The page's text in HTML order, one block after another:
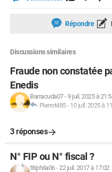
Répondre
Discussions similaires
Fraude non constatée
Enedis
Barracuda07-9 juil. 2025 à
Pierrot485- 10 juil. 2025 à
3 réponses
N° FIP ou N° fiscal ?
titiphila06-22 juil. 2017 à 17:02